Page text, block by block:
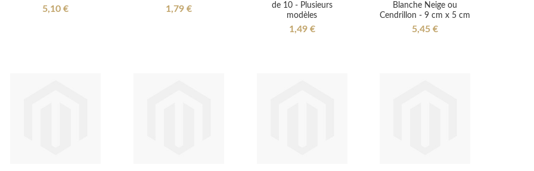
5,10 € 1,79 €
de 10 - Plusieurs
modèles
1,49 €
Blanche Neige ou
Cendrillon - 9 cm x 5 cm
5,45 €